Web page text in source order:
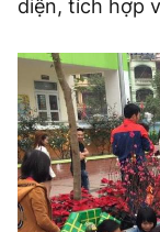
diện, tích hợp